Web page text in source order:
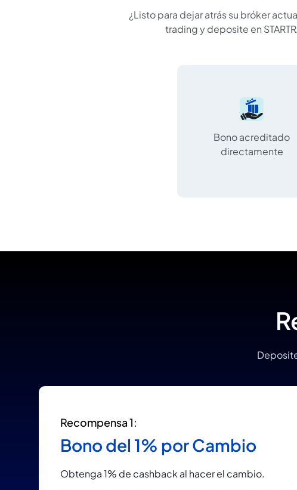
¿Listo para dejar atrás su bróker
trading y deposite en
Bono acreditado
directamente
Recompensa 1:
Bono del 1% por Cambio
Obtenga 1% de cashback al hacer el cambio.